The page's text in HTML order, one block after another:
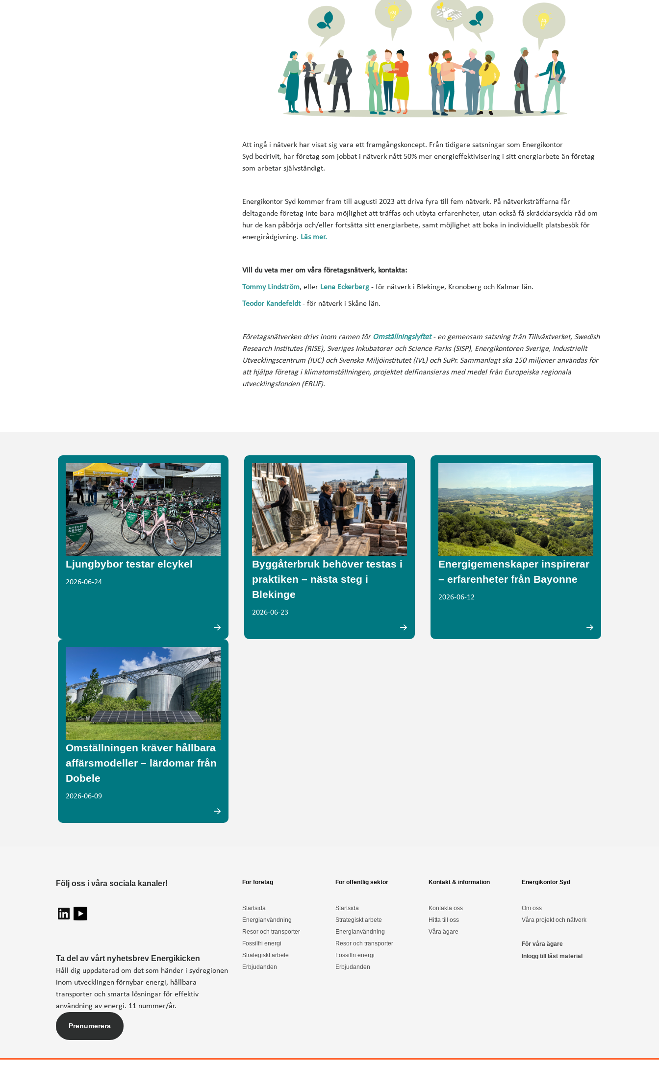
Att ingå i nätverk har visat sig vara ett framgångskoncept. Från tidigare satsningar som Energikontor
Syd bedrivit, har företag som jobbat i nätverk nått 50% mer energieffektivisering i sitt energiarbete än företag
som arbetar självständigt.
Energikontor Syd kommer fram till augusti 2023 att driva fyra till fem nätverk. På nätverksträffarna får
deltagande företag inte bara möjlighet att träffas och utbyta erfarenheter, utan också få skräddarsydda råd om
hur de kan påbörja och/eller fortsätta sitt energiarbete, samt möjlighet att boka in individuellt platsbesök för
energirådgivning. Läs mer.
Vill du veta mer om våra företagsnätverk, kontakta:
Tommy Lindström, eller Lena Eckerberg - för nätverk i Blekinge, Kronoberg och Kalmar län.
Teodor Kandefeldt- för nätverk i Skåne län.
Företagsnätverken drivs inom ramen för Omställningslyftet- en gemensam satsning från Tillväxtverket, Swedish
Research Institutes (RISE), Sveriges Inkubatorer och Science Parks (SISP), Energikontoren Sverige, Industriellt
Utvecklingscentrum (IUC) och Svenska Miljöinstitutet (IVL) och SuPr. Sammanlagt ska 150 miljoner användas för
att hjälpa företag i klimatomställningen, projektet delfinansieras med medel från Europeiska regionala
utvecklingsfonden (ERUF).
Ljungbybor testar elcykel
2026-06-24
Byggåterbruk behöver testas i
praktiken – nästa steg i
Blekinge
2026-06-23
Energigemenskaper inspirerar
– erfarenheter från Bayonne
2026-06-12
Omställningen kräver hållbara
affärsmodeller – lärdomar från
Dobele
2026-06-09
Ta del av vårt nyhetsbrev Energikicken
Håll dig uppdaterad om det som händer i sydregionen
inom utvecklingen förnybar energi, hållbara
transporter och smarta lösningar för effektiv
användning av energi. 11 nummer/år.
Prenumerera
Följ oss i våra sociala kanaler! För företag
Startsida
Energianvändning
Resor och transporter
Fossilfri energi
Strategiskt arbete
Erbjudanden
För offentlig sektor
Startsida
Strategiskt arbete
Energianvändning
Resor och transporter
Fossilfri energi
Erbjudanden
Kontakt & information
Kontakta oss
Hitta till oss
Våra ägare
Energikontor Syd
Om oss
Våra projekt och nätverk
För våra ägare
Inlogg till låst material